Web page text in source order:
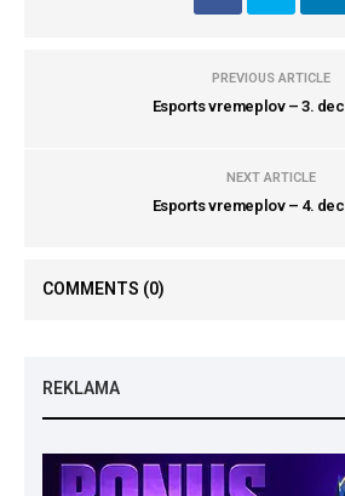
PREVIOUS ARTICLE
Esports vremeplov – 3.
NEXT ARTICLE
Esports vremeplov – 4.
COMMENTS (0)
REKLAMA